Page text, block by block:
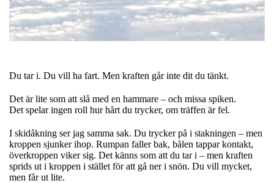
Du tar i. Du vill ha fart. Men kraften går inte dit du tänkt.
Det är lite som att slå med en hammare – och missa spiken.
Det spelar ingen roll hur hårt du trycker, om träffen är fel.
I skidåkning ser jag samma sak. Du trycker på i stakningen – men
kroppen sjunker ihop. Rumpan faller bak, bålen tappar kontakt,
överkroppen viker sig. Det känns som att du tar i – men kraften
sprids ut i kroppen i stället för att gå ner i snön. Du vill mycket,
men får ut lite.